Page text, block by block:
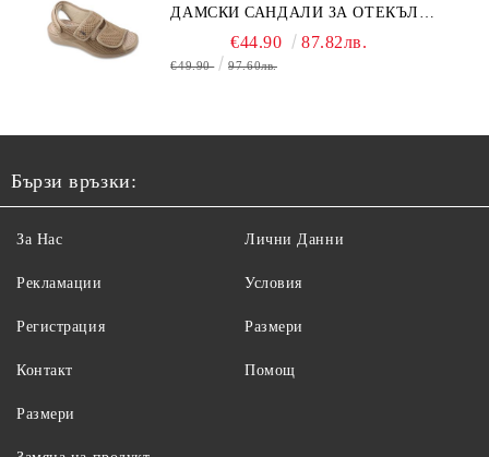
ДАМСКИ САНДАЛИ ЗА ОТЕКЪЛ
КРАК, БЕЖОВИ
€44.90 87.82лв.
€49.90 97.60лв.
Бързи връзки:
За Нас
Рекламации
Регистрация
Контакт
Лични Данни
Условия
Размери
Помощ
Размери